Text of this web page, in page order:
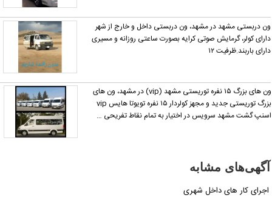
ون دربستی مشهد در مشهد، ون دربستی داخل و خارج از شهر
دارای کولر، گرمایش صوتی کرایه بصورت ساعتی روزانه و مسیری
دارای باربند.ظرفیت ۱۲
ون های بزرگ ۱۵ نفره توریستی مشهد (vip) در مشهد، ون های
بزرگ توریستی جدید و مجهز کولردار ۱۵ نفره تویوتا هایس vip
گشت مشهد سرویس در اختیار به تمام نقاط تفریحی …
آگهی‌های مشابه
اجرای کار های داخل شهری